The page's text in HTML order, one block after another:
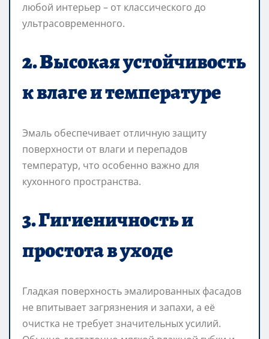
любой интерьер – от классического до
ультрасовременного.
2. Высокая устойчивость
к влаге и температуре
Эмаль обеспечивает отличную защиту
поверхности от влаги и перепадов
температур, что особенно важно для
кухонного пространства.
3. Гигиеничность и
простота в уходе
Гладкая поверхность эмалированных фасадов
не впитывает загрязнения и запахи, а её
очистка не требует значительных усилий.